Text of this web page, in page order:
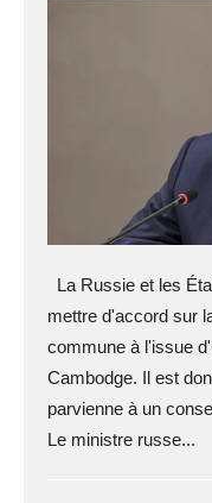
La Russie et les
mettre d'accord sur
commune à l'issue
Cambodge. Il est
parvienne à un
Le ministre russe...